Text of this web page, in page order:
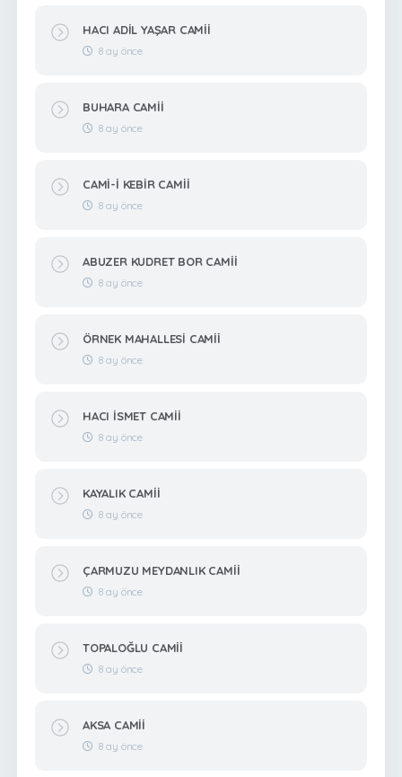
HACI ADİL YAŞAR CAMİİ
8 ay önce
BUHARA CAMİİ
8 ay önce
CAMİ-İ KEBİR CAMİİ
8 ay önce
ABUZER KUDRET BOR CAMİİ
8 ay önce
ÖRNEK MAHALLESİ CAMİİ
8 ay önce
HACI İSMET CAMİİ
8 ay önce
KAYALIK CAMİİ
8 ay önce
ÇARMUZU MEYDANLIK CAMİİ
8 ay önce
TOPALOĞLU CAMİİ
8 ay önce
AKSA CAMİİ
8 ay önce